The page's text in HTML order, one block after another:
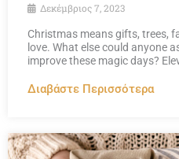
Δεκέμβριος 7, 2023
Christmas means gifts, trees,
love. What else could anyone
improve these magic days?
Διαβάστε Περισσότερα